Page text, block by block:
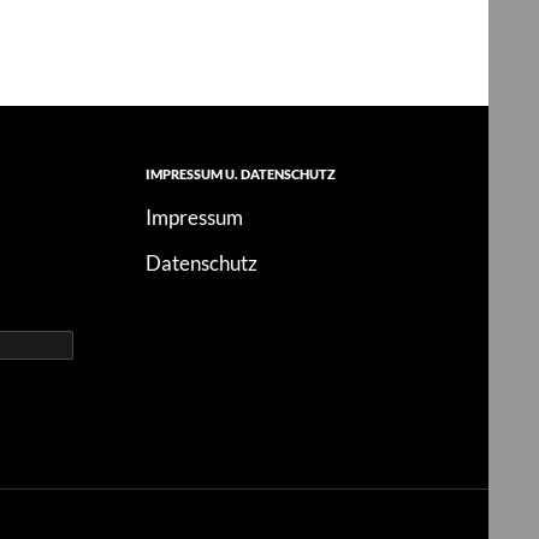
IMPRESSUM U. DATENSCHUTZ
Impressum
Datenschutz